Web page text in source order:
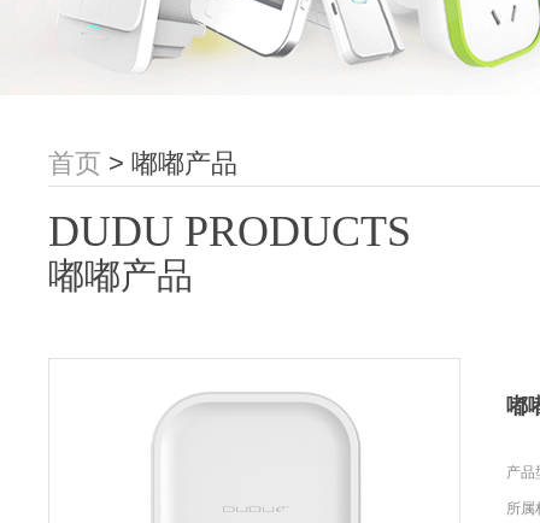
首页 > 嘟嘟产品
DUDU PRODUCTS
嘟嘟产品
嘟
产品
所属